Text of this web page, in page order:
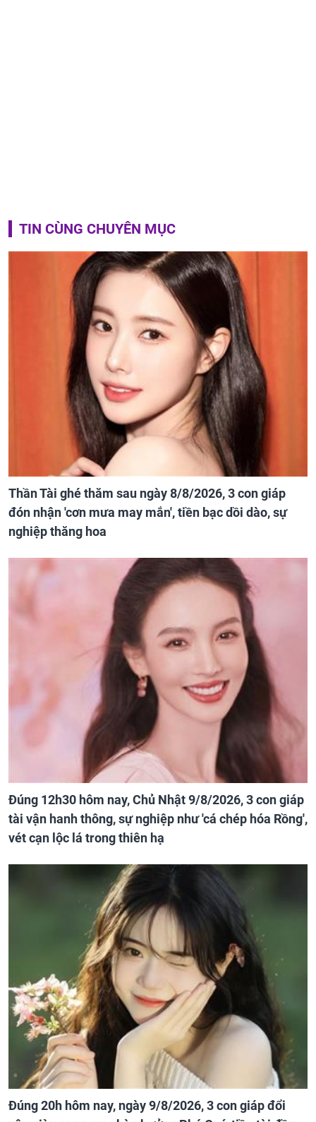
TIN CÙNG CHUYÊN MỤC
Thần Tài ghé thăm sau ngày 8/8/2026, 3 con giáp
đón nhận 'cơn mưa may mắn', tiền bạc dồi dào, sự
nghiệp thăng hoa
Đúng 12h30 hôm nay, Chủ Nhật 9/8/2026, 3 con giáp
tài vận hanh thông, sự nghiệp như 'cá chép hóa Rồng',
vét cạn lộc lá trong thiên hạ
Đúng 20h hôm nay, ngày 9/8/2026, 3 con giáp đổi